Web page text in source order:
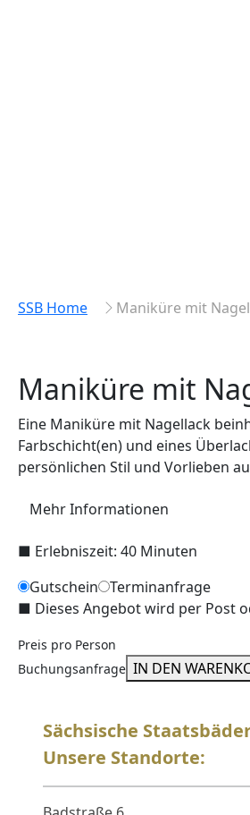
SSB Home Maniküre mit
Maniküre mit
Eine Maniküre mit Nagellack
Farbschicht(en) und eines
persönlichen Stil und Vorlieben
Mehr Informationen
■ Erlebniszeit: 40 Minuten
Gutschein
Terminanfrage
■ Dieses Angebot wird per Post
Preis pro Person
Buchungsanfrage IN DEN
Sächsische
Unsere Standorte: